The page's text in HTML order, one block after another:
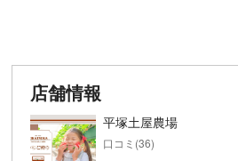
店舗情報
平塚土屋農場
口コミ(36)